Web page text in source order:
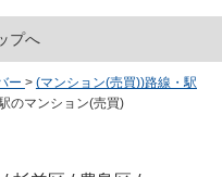
プへ
ー > (マンション(売買))路線・駅
のマンション(売買)